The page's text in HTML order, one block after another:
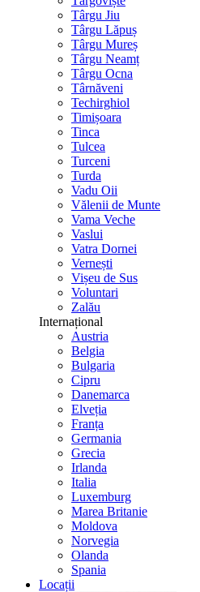
Târgu Jiu
Târgu Lăpuș
Târgu Mureș
Târgu Neamț
Târgu Ocna
Târnăveni
Techirghiol
Timișoara
Tinca
Tulcea
Turceni
Turda
Vadu Oii
Vălenii de Munte
Vama Veche
Vaslui
Vatra Dornei
Vernești
Vișeu de Sus
Voluntari
Zalău
Internațional
Austria
Belgia
Bulgaria
Cipru
Danemarca
Elveția
Franța
Germania
Grecia
Irlanda
Italia
Luxemburg
Marea Britanie
Moldova
Norvegia
Olanda
Spania
Locații